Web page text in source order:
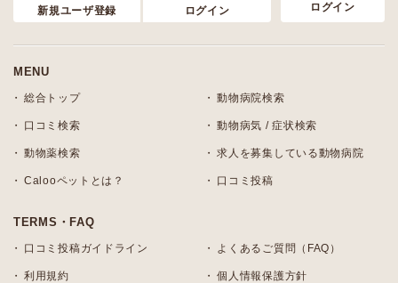
新規ユーザ登録 ログイン
ログイン
MENU
総合トップ 動物病院検索
口コミ検索 動物病気 / 症状検索
動物薬検索 求人を募集している動物病院
Calooペットとは？ 口コミ投稿
TERMS・FAQ
口コミ投稿ガイドライン よくあるご質問（FAQ）
利用規約 個人情報保護方針